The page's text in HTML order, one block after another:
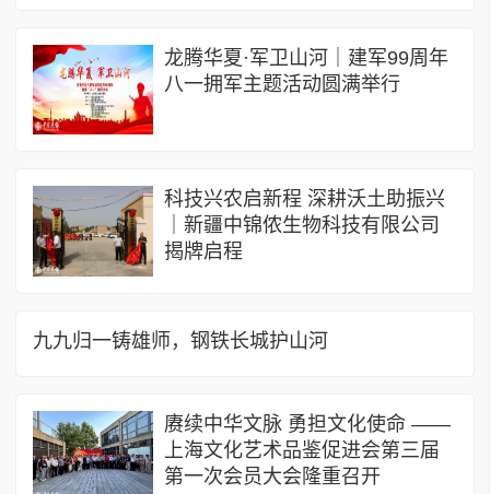
龙腾华夏·军卫山河｜建军99周年
八一拥军主题活动圆满举行
科技兴农启新程 深耕沃土助振兴
｜新疆中锦侬生物科技有限公司
揭牌启程
九九归一铸雄师，钢铁长城护山河
赓续中华文脉 勇担文化使命 ——
上海文化艺术品鉴促进会第三届
第一次会员大会隆重召开